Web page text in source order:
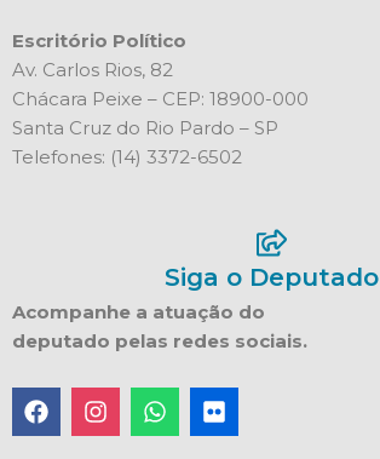
Escritório Político
Av. Carlos Rios, 82
Chácara Peixe – CEP: 18900-000
Santa Cruz do Rio Pardo – SP
Telefones: (14) 3372-6502
Siga o Deputado
Acompanhe a atuação do
deputado pelas redes sociais.
F
a
I
n
W
h
F
l